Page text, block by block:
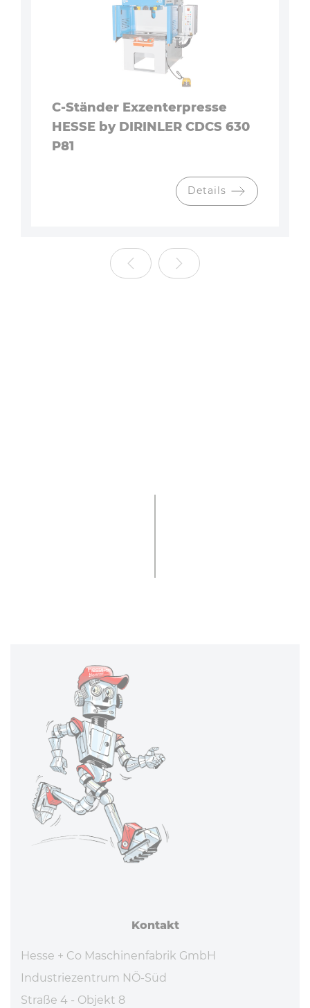
C-Ständer Exzenterpresse
HESSE by DIRINLER CDCS 630
P81
Details
Kontakt
Hesse + Co Maschinenfabrik GmbH
Industriezentrum NÖ-Süd
Straße 4 - Objekt 8